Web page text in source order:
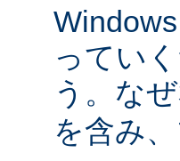
ってい
う。な
を含み